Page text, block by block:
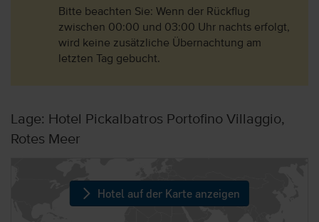
Bitte beachten Sie: Wenn der Rückflug
zwischen 00:00 und 03:00 Uhr nachts erfolgt,
wird keine zusätzliche Übernachtung am
letzten Tag gebucht.
Lage: Hotel Pickalbatros Portofino Villaggio,
Rotes Meer
Hotel auf der Karte anzeigen